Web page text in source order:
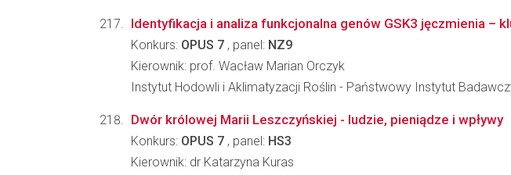
Identyfikacja i analiza funkcjonalna genów GSK3 jęczmienia –
Konkurs: OPUS 7 , panel: NZ9
Kierownik: prof. Wacław Marian Orczyk
Instytut Hodowli i Aklimatyzacji Roślin - Państwowy Instytut
Dwór królowej Marii Leszczyńskiej - ludzie, pieniądze i wpływy
Konkurs: OPUS 7 , panel: HS3
Kierownik: dr Katarzyna Kuras